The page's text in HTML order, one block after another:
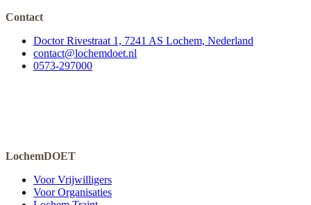
Contact
Doctor Rivestraat 1, 7241 AS Lochem, Nederland
contact@lochemdoet.nl
0573-297000
LochemDOET
Voor Vrijwilligers
Voor Organisaties